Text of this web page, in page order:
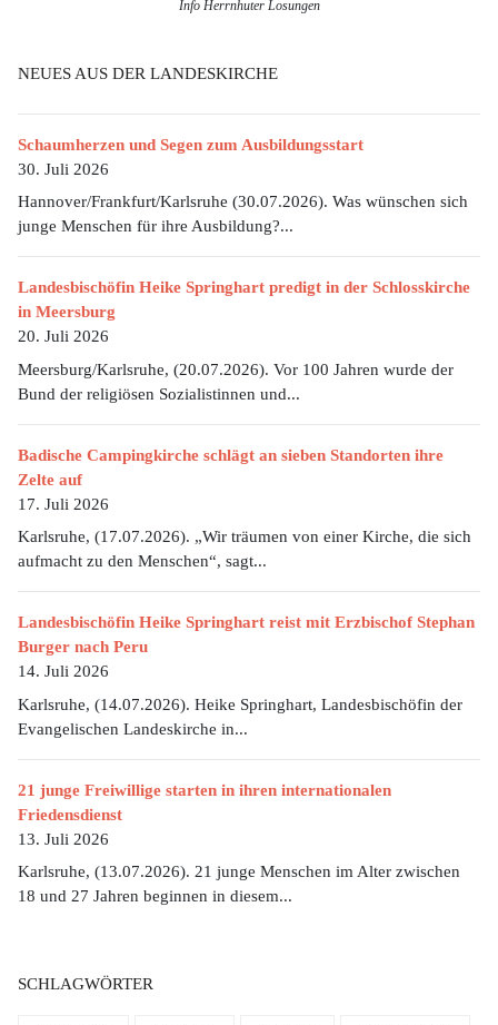
Info Herrnhuter Losungen
NEUES AUS DER LANDESKIRCHE
Schaumherzen und Segen zum Ausbildungsstart
30. Juli 2026
Hannover/Frankfurt/Karlsruhe (30.07.2026). Was wünschen sich
junge Menschen für ihre Ausbildung?...
Landesbischöfin Heike Springhart predigt in der Schlosskirche
in Meersburg
20. Juli 2026
Meersburg/Karlsruhe, (20.07.2026). Vor 100 Jahren wurde der
Bund der religiösen Sozialistinnen und...
Badische Campingkirche schlägt an sieben Standorten ihre
Zelte auf
17. Juli 2026
Karlsruhe, (17.07.2026). „Wir träumen von einer Kirche, die sich
aufmacht zu den Menschen“, sagt...
Landesbischöfin Heike Springhart reist mit Erzbischof Stephan
Burger nach Peru
14. Juli 2026
Karlsruhe, (14.07.2026). Heike Springhart, Landesbischöfin der
Evangelischen Landeskirche in...
21 junge Freiwillige starten in ihren internationalen
Friedensdienst
13. Juli 2026
Karlsruhe, (13.07.2026). 21 junge Menschen im Alter zwischen
18 und 27 Jahren beginnen in diesem...
SCHLAGWÖRTER